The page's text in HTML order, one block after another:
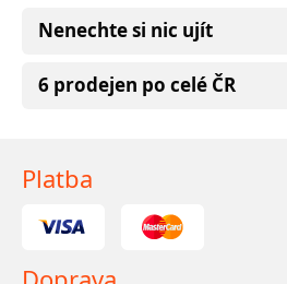
Nenechte si nic ujít
6 prodejen po celé ČR
Platba